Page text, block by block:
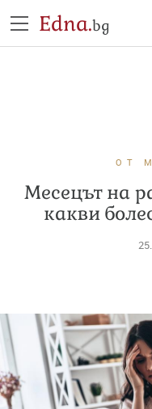
Edna.bg
ОТ
Месецът на
какви